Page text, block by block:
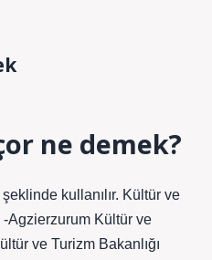
ne demek?
kullanılır. Kültür ve
-Agzierzurum Kültür ve
ve Turizm Bakanlığı